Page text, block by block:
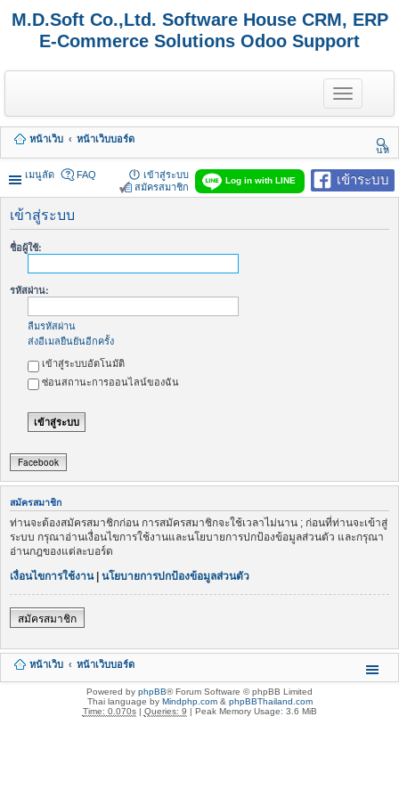
M.D.Soft Co.,Ltd. Software House CRM, ERP
E-Commerce Solutions Odoo Support
T
o
g
e
n
a
v
g
หน้าเว็บ
หน้าเว็บบอร์ด
นห
า
เมนูลัด
เข้าระบบ
Log in with LINE
FAQ
เข้าสู่ระบบ
สมัครสมาชิก
เข้าสู่ระบบ
ชื่อผู้ใช้:
รหัสผ่าน:
ลืมรหัสผ่าน
ส่งอีเมลยืนยันอีกครั้ง
เข้าสู่ระบบอัตโนมัติ
ซ่อนสถานะการออนไลน์ของฉัน
Facebook
สมัครสมาชิก
ท่านจะต้องสมัครสมาชิกก่อน การสมัครสมาชิกจะใช้เวลาไม่นาน ; ก่อนที่ท่านจะเข้าสู่
ระบบ กรุณาอ่านเงื่อนไขการใช้งานและนโยบายการปกป้องข้อมูลส่วนตัว และกรุณา
อ่านกฎของแต่ละบอร์ด
เงื่อนไขการใช้งาน| นโยบายการปกป้องข้อมูลส่วนตัว
สมัครสมาชิก
หน้าเว็บ หน้าเว็บบอร์ด
Powered by phpBB® Forum Software © phpBB Limited
Thai language by Mindphp.com& phpBBThailand.com
Time: 0.070s| Queries: 9 | Peak Memory Usage: 3.6 MiB